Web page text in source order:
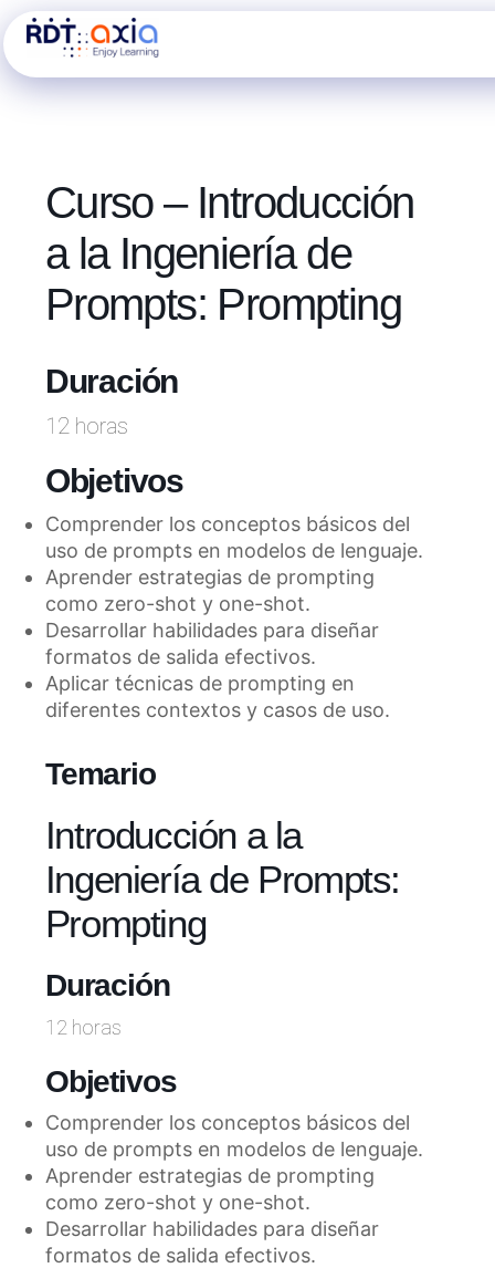
al
Curso – Introducción
a la Ingeniería de
Prompts: Prompting
Duración
12 horas
Objetivos
Comprender los conceptos básicos del
uso de prompts en modelos de lenguaje.
Aprender estrategias de prompting
como zero-shot y one-shot.
Desarrollar habilidades para diseñar
formatos de salida efectivos.
Aplicar técnicas de prompting en
diferentes contextos y casos de uso.
Temario
Introducción a la
Ingeniería de Prompts:
Prompting
Duración
12 horas
Objetivos
Comprender los conceptos básicos del
uso de prompts en modelos de lenguaje.
Aprender estrategias de prompting
como zero-shot y one-shot.
Desarrollar habilidades para diseñar
formatos de salida efectivos.